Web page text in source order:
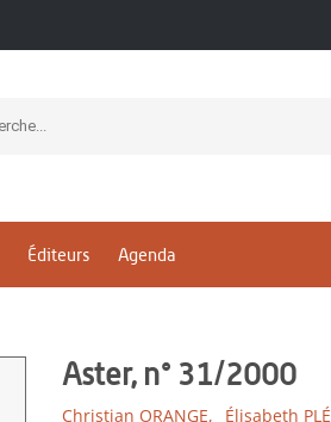
Éditeurs Agenda
Aster, n° 31/2000
Christian ORANGE, Élisabeth PLÉ